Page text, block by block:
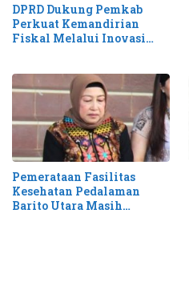
DPRD Dukung Pemkab
Perkuat Kemandirian
Fiskal Melalui Inovasi
Pemerataan Fasilitas
Kesehatan Pedalaman
Barito Utara Masih